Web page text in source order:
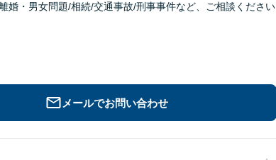
婚・男女問題/相続/交通事故/刑事事件など、ご相談ください
メールでお問い合わせ